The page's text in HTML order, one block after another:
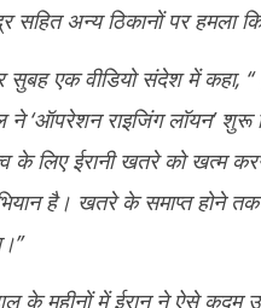
अन्य ठिकानों पर हमला
सुबह एक वीडियो संदेश में कहा,
‘ऑपरेशन राइजिंग लॉयन’ शुरू
के लिए ईरानी खतरे को खत्म
है। खतरे के समाप्त होने
के महीनों में ईरान ने ऐसे कदम